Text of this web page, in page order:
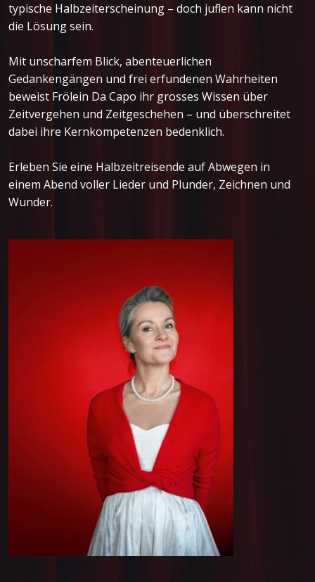
typische Halbzeiterscheinung – doch juflen kann nicht
die Lösung sein.
Mit unscharfem Blick, abenteuerlichen
Gedankengängen und frei erfundenen Wahrheiten
beweist Frölein Da Capo ihr grosses Wissen über
Zeitvergehen und Zeitgeschehen – und überschreitet
dabei ihre Kernkompetenzen bedenklich.
Erleben Sie eine Halbzeitreisende auf Abwegen in
einem Abend voller Lieder und Plunder, Zeichnen und
Wunder.